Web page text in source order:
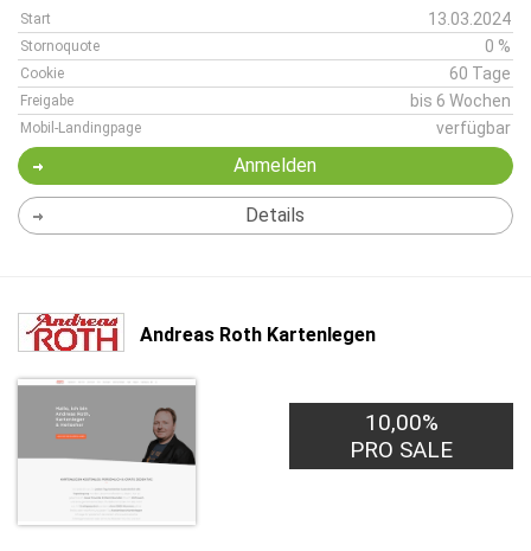
Start 13.03.2024
Stornoquote 0 %
Cookie 60 Tage
Freigabe bis 6 Wochen
Mobil-Landingpage verfügbar
Anmelden
Details
Andreas Roth Kartenlegen
10,00%
PRO SALE